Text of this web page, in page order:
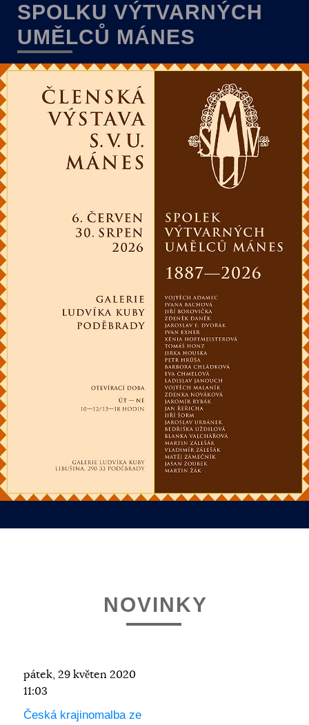
SPOLKU VÝTVARNÝCH
UMĚLCŮ MÁNES
NOVINKY
pátek, 29 květen 2020
11:03
Česká krajinomalba ze